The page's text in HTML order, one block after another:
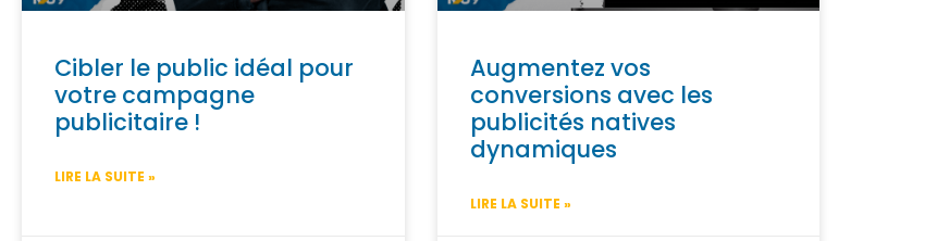
Cibler le public idéal pour
votre campagne
publicitaire !
LIRE LA SUITE »
Augmentez vos
conversions avec les
publicités natives
dynamiques
LIRE LA SUITE »